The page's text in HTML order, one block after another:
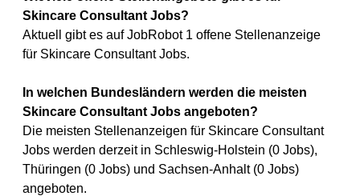
Skincare Consultant Jobs?
Aktuell gibt es auf JobRobot 1 offene Stellenanzeige
für Skincare Consultant Jobs.
In welchen Bundesländern werden die meisten
Skincare Consultant Jobs angeboten?
Die meisten Stellenanzeigen für Skincare Consultant
Jobs werden derzeit in Schleswig-Holstein (0 Jobs),
Thüringen (0 Jobs) und Sachsen-Anhalt (0 Jobs)
angeboten.